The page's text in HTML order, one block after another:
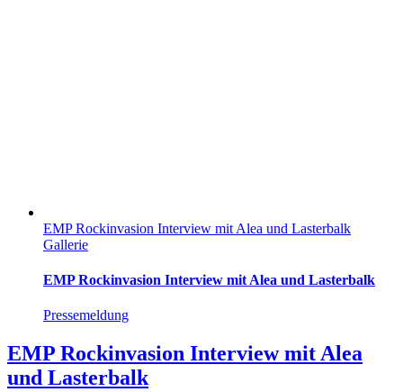
EMP Rockinvasion Interview mit Alea und Lasterbalk
Gallerie
EMP Rockinvasion Interview mit Alea und Lasterbalk
Pressemeldung
EMP Rockinvasion Interview mit Alea
und Lasterbalk